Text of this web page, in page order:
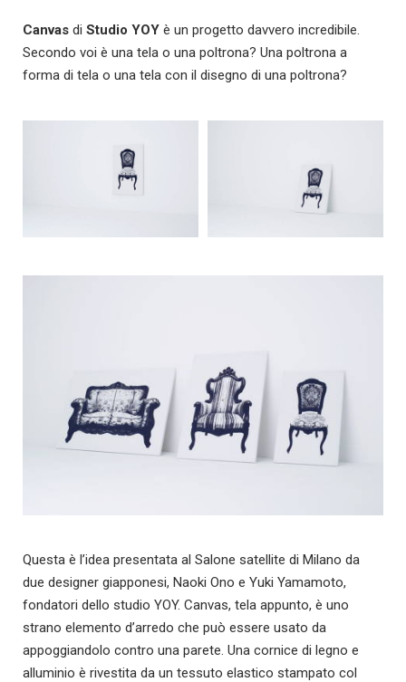
Canvas di Studio YOY è un progetto davvero incredibile.
Secondo voi è una tela o una poltrona? Una poltrona a
forma di tela o una tela con il disegno di una poltrona?
Questa è l’idea presentata al Salone satellite di Milano da
due designer giapponesi, Naoki Ono e Yuki Yamamoto,
fondatori dello studio YOY. Canvas, tela appunto, è uno
strano elemento d’arredo che può essere usato da
appoggiandolo contro una parete. Una cornice di legno e
alluminio è rivestita da un tessuto elastico stampato col